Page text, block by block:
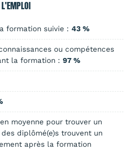
formation suivie : 43 %
ou compétences
la formation : 97 %
moyenne pour trouver un
des diplômé(e)s trouvent un
après la formation